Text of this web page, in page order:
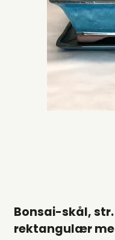
Bonsai-skål,
rektangulær